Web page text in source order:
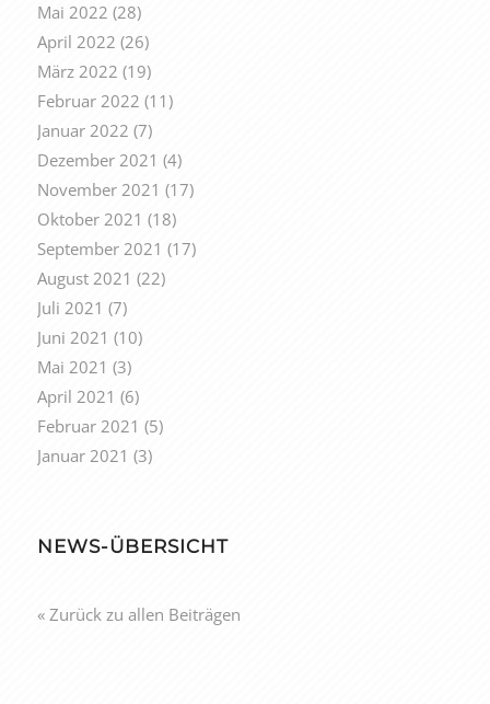
Mai 2022 (28)
April 2022 (26)
März 2022 (19)
Februar 2022 (11)
Januar 2022 (7)
Dezember 2021 (4)
November 2021 (17)
Oktober 2021 (18)
September 2021 (17)
August 2021 (22)
Juli 2021 (7)
Juni 2021 (10)
Mai 2021 (3)
April 2021 (6)
Februar 2021 (5)
Januar 2021 (3)
NEWS-ÜBERSICHT
« Zurück zu allen Beiträgen